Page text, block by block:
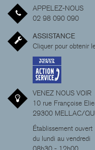
APPELEZ-NOUS
02 98 090 090
ASSISTANCE
Cliquer pour obtenir
VENEZ NOUS VOIR
10 rue Françoise Elie
29300 MELLAC/
Établissement ouvert
du lundi au vendredi